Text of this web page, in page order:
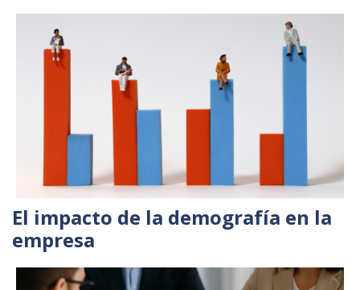
El impacto de la demografía en la
empresa